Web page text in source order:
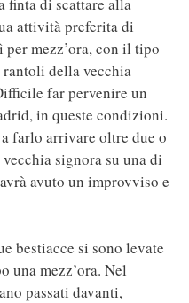
attività preferita di
mezz’ora, con il tipo
della vecchia
far pervenire un
in queste condizioni.
farlo arrivare oltre due o
signora su una di
avuto un improvviso e
bestiacce si sono levate
una mezz’ora. Nel
passati davanti,